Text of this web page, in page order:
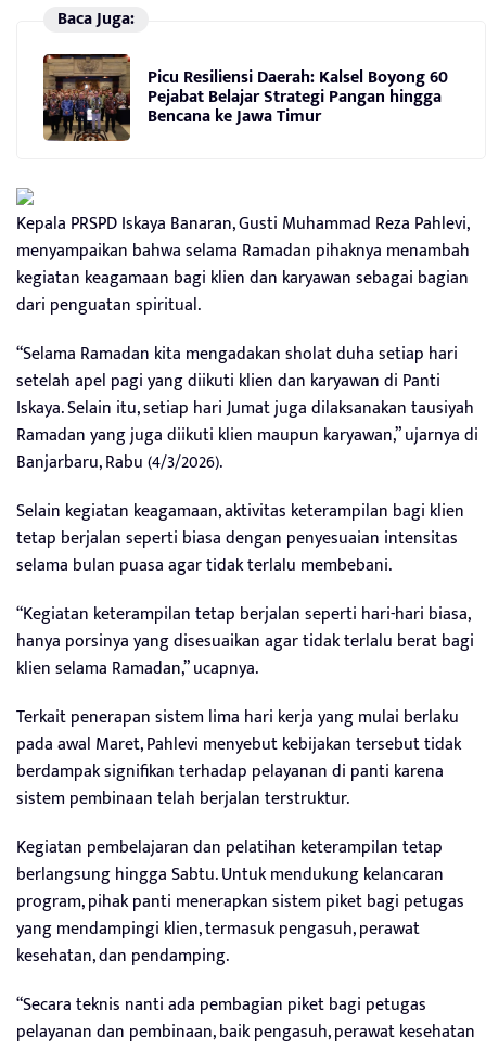
Baca Juga:
Picu Resiliensi Daerah: Kalsel Boyong 60
Pejabat Belajar Strategi Pangan hingga
Bencana ke Jawa Timur
Kepala PRSPD Iskaya Banaran, Gusti Muhammad Reza Pahlevi,
menyampaikan bahwa selama Ramadan pihaknya menambah
kegiatan keagamaan bagi klien dan karyawan sebagai bagian
dari penguatan spiritual.
“Selama Ramadan kita mengadakan sholat duha setiap hari
setelah apel pagi yang diikuti klien dan karyawan di Panti
Iskaya. Selain itu, setiap hari Jumat juga dilaksanakan tausiyah
Ramadan yang juga diikuti klien maupun karyawan,” ujarnya di
Banjarbaru, Rabu (4/3/2026).
Selain kegiatan keagamaan, aktivitas keterampilan bagi klien
tetap berjalan seperti biasa dengan penyesuaian intensitas
selama bulan puasa agar tidak terlalu membebani.
“Kegiatan keterampilan tetap berjalan seperti hari-hari biasa,
hanya porsinya yang disesuaikan agar tidak terlalu berat bagi
klien selama Ramadan,” ucapnya.
Terkait penerapan sistem lima hari kerja yang mulai berlaku
pada awal Maret, Pahlevi menyebut kebijakan tersebut tidak
berdampak signifikan terhadap pelayanan di panti karena
sistem pembinaan telah berjalan terstruktur.
Kegiatan pembelajaran dan pelatihan keterampilan tetap
berlangsung hingga Sabtu. Untuk mendukung kelancaran
program, pihak panti menerapkan sistem piket bagi petugas
yang mendampingi klien, termasuk pengasuh, perawat
kesehatan, dan pendamping.
“Secara teknis nanti ada pembagian piket bagi petugas
pelayanan dan pembinaan, baik pengasuh, perawat kesehatan